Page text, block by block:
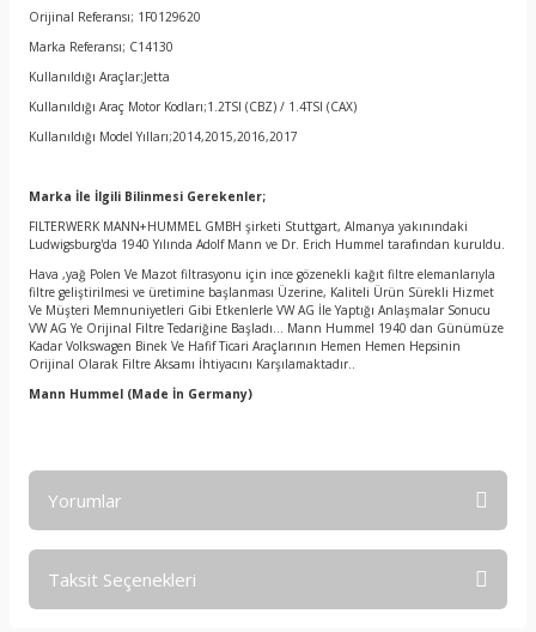
Orijinal Referansı; 1F0129620
Marka Referansı; C14130
Kullanıldığı Araçlar;Jetta
Kullanıldığı Araç Motor Kodları;1.2TSI (CBZ) / 1.4TSI (CAX)
Kullanıldığı Model Yılları;2014,2015,2016,2017
Marka İle İlgili Bilinmesi Gerekenler;
FILTERWERK MANN+HUMMEL GMBH şirketi Stuttgart, Almanya yakınındaki
Ludwigsburg'da 1940 Yılında Adolf Mann ve Dr. Erich Hummel tarafından kuruldu.
Hava ,yağ Polen Ve Mazot filtrasyonu için ince gözenekli kağıt filtre elemanlarıyla
filtre geliştirilmesi ve üretimine başlanması Üzerine, Kaliteli Ürün Sürekli Hizmet
Ve Müşteri Memnuniyetleri Gibi Etkenlerle VW AG İle Yaptığı Anlaşmalar Sonucu
VW AG Ye Orijinal Filtre Tedariğine Başladı… Mann Hummel 1940 dan Günümüze
Kadar Volkswagen Binek Ve Hafif Ticari Araçlarının Hemen Hemen Hepsinin
Orijinal Olarak Filtre Aksamı İhtiyacını Karşılamaktadır..
Mann Hummel (Made İn Germany)
Yorumlar
Taksit Seçenekleri